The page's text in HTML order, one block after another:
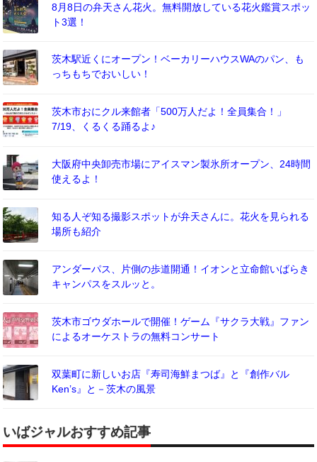
8月8日の弁天さん花火。無料開放している花火鑑賞スポッ
ト3選！
茨木駅近くにオープン！ベーカリーハウスWAのパン、も
っちもちでおいしい！
茨木市おにクル来館者「500万人だよ！全員集合！」
7/19、くるくる踊るよ♪
大阪府中央卸売市場にアイスマン製氷所オープン、24時間
使えるよ！
知る人ぞ知る撮影スポットが弁天さんに。花火を見られる
場所も紹介
アンダーパス、片側の歩道開通！イオンと立命館いばらき
キャンパスをスルッと。
茨木市ゴウダホールで開催！ゲーム『サクラ大戦』ファン
によるオーケストラの無料コンサート
双葉町に新しいお店『寿司海鮮まつば』と『創作バル
Ken’s』と－茨木の風景
いばジャルおすすめ記事